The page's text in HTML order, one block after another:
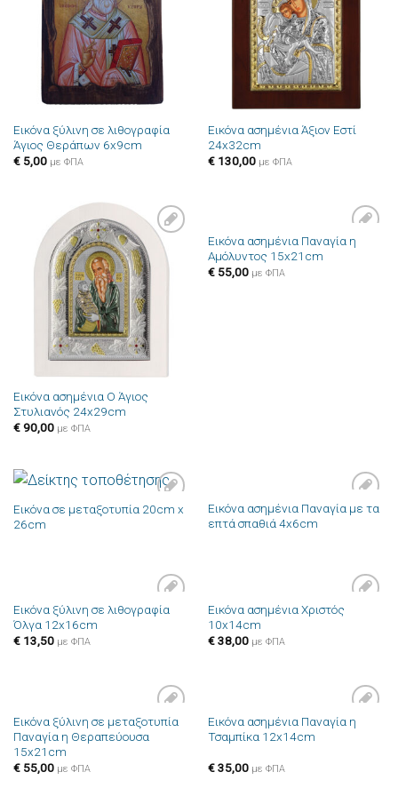
επιθυμιών
Εικόνα ξύλινη σε λιθογραφία
Άγιος Θεράπων 6x9cm
€5,00 με ΦΠΑ
επιθυμιών
Εικόνα ασημένια Άξιον Εστί
24x32cm
€130,00 με ΦΠΑ
Πρόσθήκη
στην λίστα
επιθυμιών
Εικόνα ασημένια Ο Άγιος
Στυλιανός 24x29cm
€90,00 με ΦΠΑ
Πρόσθήκη
Εικόνα ασημένια Παναγία η
Αμόλυντος 15x21cm
€55,00 με ΦΠΑ
Πρόσθήκη
Εικόνα σε μεταξοτυπία 20cm x
26cm
Πρόσθήκη
Εικόνα ασημένια Παναγία με τα
επτά σπαθιά 4x6cm
Πρόσθήκη
Εικόνα ξύλινη σε λιθογραφία
Όλγα 12x16cm
€13,50 με ΦΠΑ
Πρόσθήκη
Εικόνα ασημένια Χριστός
10x14cm
€38,00 με ΦΠΑ
Πρόσθήκη
στην λίστα
Εικόνα ξύλινη σε μεταξοτυπία
Παναγία η Θεραπεύουσα
15x21cm
€55,00 με ΦΠΑ
Πρόσθήκη
Εικόνα ασημένια Παναγία η
Τσαμπίκα 12x14cm
€35,00 με ΦΠΑ